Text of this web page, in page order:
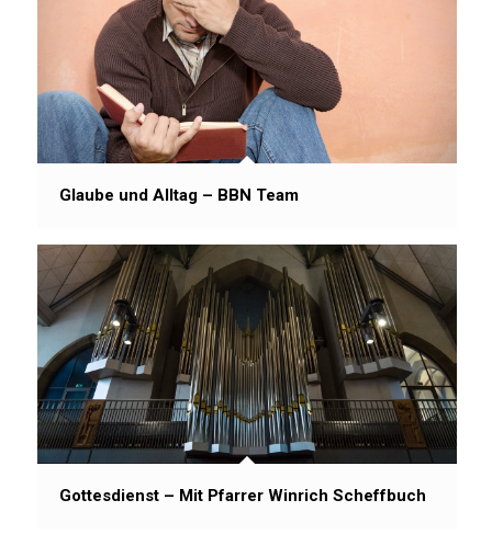
Glaube und Alltag – BBN Team
Gottesdienst – Mit Pfarrer Winrich Scheffbuch